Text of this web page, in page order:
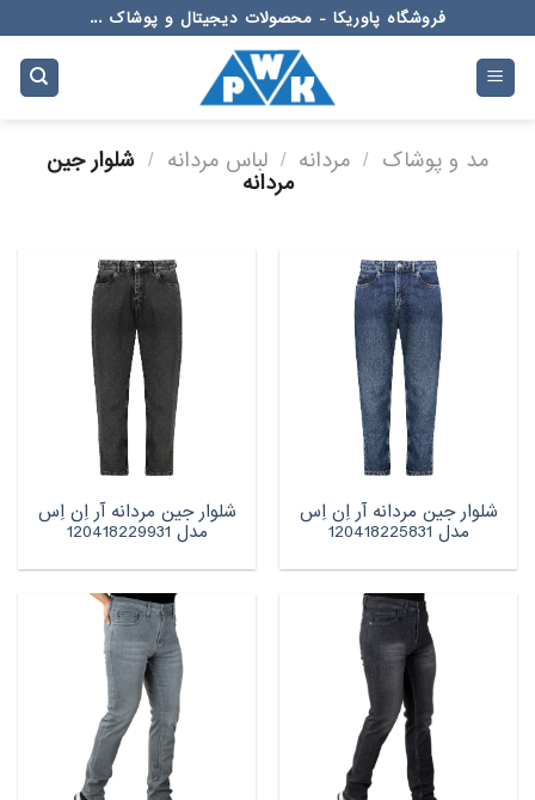
to
content
فروشگاه پاوریکا - محصولات دیجیتال و پوشاک ...
مد و پوشاک / مردانه / لباس مردانه / شلوار جین
مردانه
شلوار جین مردانه آر اِن اِس
مدل 120418225831
شلوار جین مردانه آر اِن اِس
مدل 120418229931